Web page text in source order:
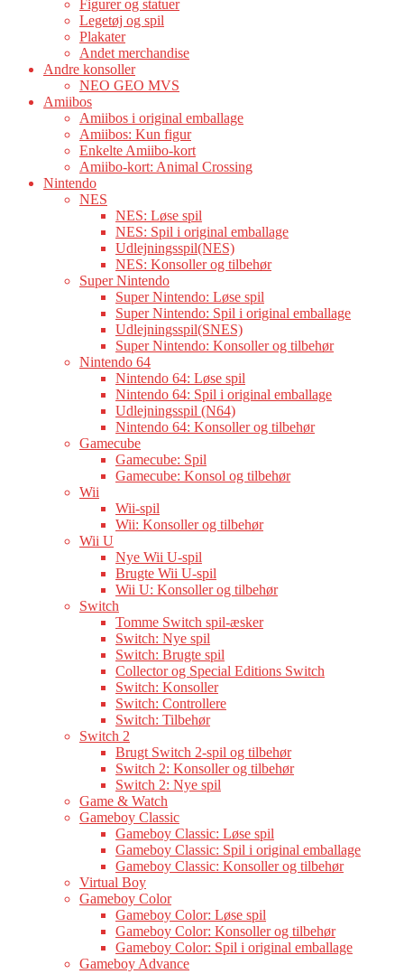
Figurer og statuer
Legetøj og spil
Plakater
Andet merchandise
Andre konsoller
NEO GEO MVS
Amiibos
Amiibos i original emballage
Amiibos: Kun figur
Enkelte Amiibo-kort
Amiibo-kort: Animal Crossing
Nintendo
NES
NES: Løse spil
NES: Spil i original emballage
Udlejningsspil(NES)
NES: Konsoller og tilbehør
Super Nintendo
Super Nintendo: Løse spil
Super Nintendo: Spil i original emballage
Udlejningsspil(SNES)
Super Nintendo: Konsoller og tilbehør
Nintendo 64
Nintendo 64: Løse spil
Nintendo 64: Spil i original emballage
Udlejningsspil (N64)
Nintendo 64: Konsoller og tilbehør
Gamecube
Gamecube: Spil
Gamecube: Konsol og tilbehør
Wii
Wii-spil
Wii: Konsoller og tilbehør
Wii U
Nye Wii U-spil
Brugte Wii U-spil
Wii U: Konsoller og tilbehør
Switch
Tomme Switch spil-æsker
Switch: Nye spil
Switch: Brugte spil
Collector og Special Editions Switch
Switch: Konsoller
Switch: Controllere
Switch: Tilbehør
Switch 2
Brugt Switch 2-spil og tilbehør
Switch 2: Konsoller og tilbehør
Switch 2: Nye spil
Game & Watch
Gameboy Classic
Gameboy Classic: Løse spil
Gameboy Classic: Spil i original emballage
Gameboy Classic: Konsoller og tilbehør
Virtual Boy
Gameboy Color
Gameboy Color: Løse spil
Gameboy Color: Konsoller og tilbehør
Gameboy Color: Spil i original emballage
Gameboy Advance